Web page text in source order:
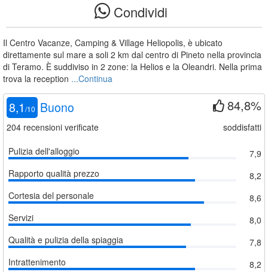
Condividi
Il Centro Vacanze, Camping & Village Heliopolis, è ubicato
direttamente sul mare a soli 2 km dal centro di Pineto nella provincia
di Teramo. È suddiviso in 2 zone: la Helios e la Oleandri. Nella prima
trova la reception ...Continua
8,1 /10 Buono
204 recensioni verificate
84,8%
soddisfatti
Pulizia dell'alloggio
7,9
Rapporto qualità prezzo
8,2
Cortesia del personale
8,6
Servizi
8,0
Qualità e pulizia della spiaggia
7,8
Intrattenimento
8,2